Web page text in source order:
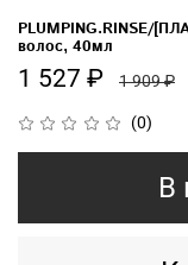
(0)
PLUMPING.RINSE/
волос, 40мл
1 527 ₽ 1 909 ₽
В